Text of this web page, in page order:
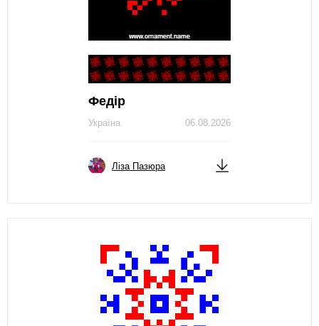
Федір
06.08.2026
Україна
Ліза Пазюра